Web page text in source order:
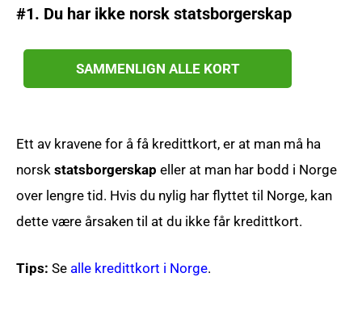
#1. Du har ikke norsk statsborgerskap
SAMMENLIGN ALLE KORT
Ett av kravene for å få kredittkort, er at man må ha
norskstatsborgerskap eller at man har bodd i Norge
over lengre tid. Hvis du nylig har flyttet til Norge, kan
dette være årsaken til at du ikke får kredittkort.
Tips: Se alle kredittkort i Norge.